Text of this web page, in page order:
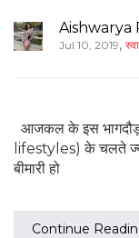
Aishwarya
Jul 10, 2019,
आजकल के इस
lifestyles) के चलते
बीमारी हो
Continue